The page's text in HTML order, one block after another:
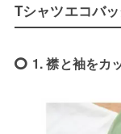
Tシャツエコバ
1. 襟と袖をカ